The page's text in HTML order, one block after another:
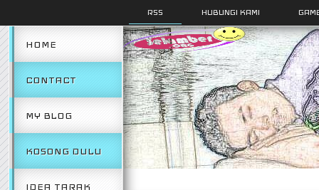
RSS HUBUNGI KAMI
HOME
CONTACT
MY BLOG
KOSONG DULU
IDEA TARAK